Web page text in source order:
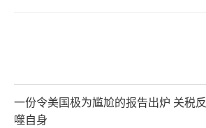
一份令美国极为尴尬的报告出炉 关税反
噬自身